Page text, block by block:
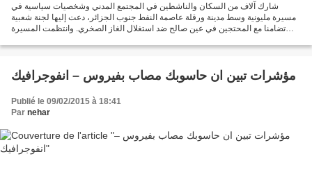
شارك آلاف من السكان والناشطين في المجتمع المدني وشخصيات سياسية في
مسيرة مليونية وسط مدينة ورقلة عاصمة النفط جنوب الجزائر، دعت إليها لجنة شعبية
تضامنا مع المحتجين في عين صالح ضد استغلال الغاز الصخري. وانتظمت المسيرة
مؤشرات تبين ان حاسوبك مصاب بفيروس – انفوجرافيك
Publié le 09/02/2015 à 18:41
Par nehar